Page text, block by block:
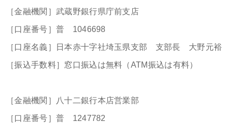
［金融機関］武蔵野銀行県庁前支店
［口座番号］普 1046698
［口座名義］日本赤十字社埼玉県支部 支部長 大野元裕
［振込手数料］窓口振込は無料（ATM振込は有料）
［金融機関］八十二銀行本店営業部
［口座番号］普 1247782